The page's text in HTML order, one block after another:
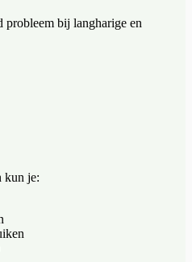
bij langharige en
kun je: